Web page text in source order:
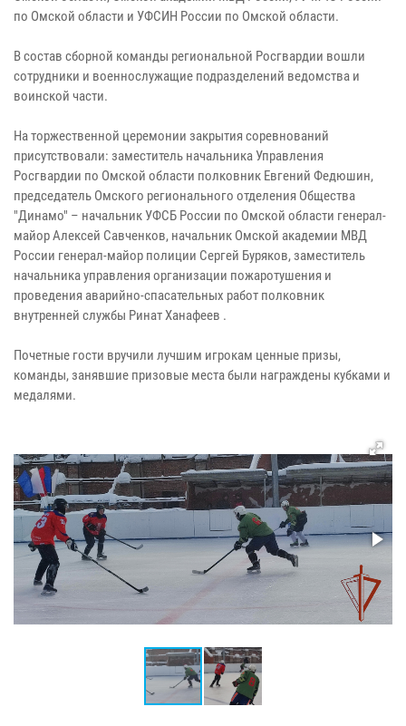
по Омской области и УФСИН России по Омской области.
В состав сборной команды региональной Росгвардии вошли
сотрудники и военнослужащие подразделений ведомства и
воинской части.
На торжественной церемонии закрытия соревнований
присутствовали: заместитель начальника Управления
Росгвардии по Омской области полковник Евгений Федюшин,
председатель Омского регионального отделения Общества
"Динамо" – начальник УФСБ России по Омской области генерал-
майор Алексей Савченков, начальник Омской академии МВД
России генерал-майор полиции Сергей Буряков, заместитель
начальника управления организации пожаротушения и
проведения аварийно-спасательных работ полковник
внутренней службы Ринат Ханафеев .
Почетные гости вручили лучшим игрокам ценные призы,
команды, занявшие призовые места были награждены кубками и
медалями.